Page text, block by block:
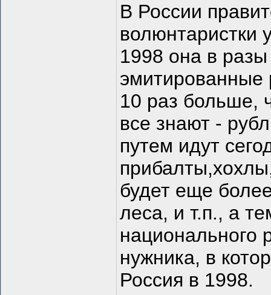
В России
волюнтаристки
1998 она в
эмитированные
10 раз больше,
все знают -
путем идут
будет еще
леса, и т.п., а
национального
нужника, в
Россия в 1998.